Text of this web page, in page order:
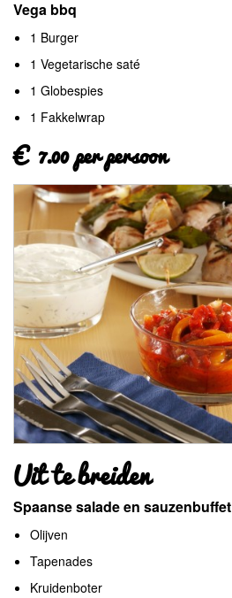
Vega bbq
1 Burger
1 Vegetarische saté
1 Globespies
1 Fakkelwrap
€ 7.00 per persoon
Uit te breiden
Spaanse salade en sauzenbuffet
Olijven
Tapenades
Kruidenboter